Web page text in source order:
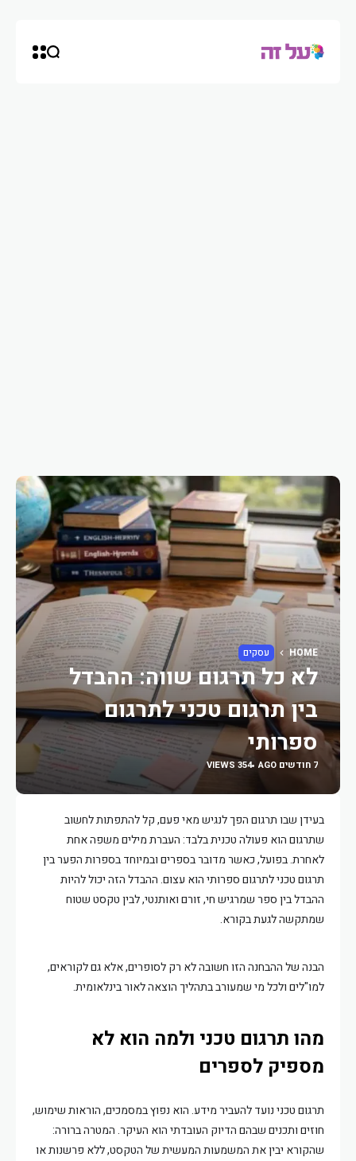
HOME עסקים
לא כל תרגום שווה: ההבדל
בין תרגום טכני לתרגום
ספרותי
7 חודשים AGO 354 VIEWS
בעידן שבו תרגום הפך לנגיש מאי פעם, קל להתפתות לחשוב
שתרגום הוא פעולה טכנית בלבד: העברת מילים משפה אחת
לאחרת. בפועל, כאשר מדובר בספרים ובמיוחד בספרות הפער בין
תרגום טכני לתרגום ספרותי הוא עצום. ההבדל הזה יכול להיות
ההבדל בין ספר שמרגיש חי, זורם ואותנטי, לבין טקסט שטוח
שמתקשה לגעת בקורא.
הבנה של ההבחנה הזו חשובה לא רק לסופרים, אלא גם לקוראים,
למו"לים ולכל מי שמעורב בתהליך הוצאה לאור בינלאומית.
מהו תרגום טכני ולמה הוא לא
מספיק לספרים
תרגום טכני נועד להעביר מידע. הוא נפוץ במסמכים, הוראות שימוש,
חוזים ותכנים שבהם הדיוק העובדתי הוא העיקר. המטרה ברורה:
שהקורא יבין את המשמעות המעשית של הטקסט, ללא פרשנות או